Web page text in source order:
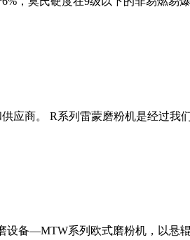
应商。 R系列雷蒙磨粉机是经过我
备—MTW系列欧式磨粉机，以悬